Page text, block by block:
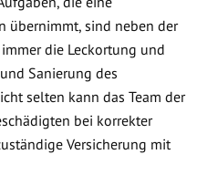
übernimmt, sind neben der
die Leckortung und
Sanierung des
selten kann das Team der
bei korrekter
Versicherung mit